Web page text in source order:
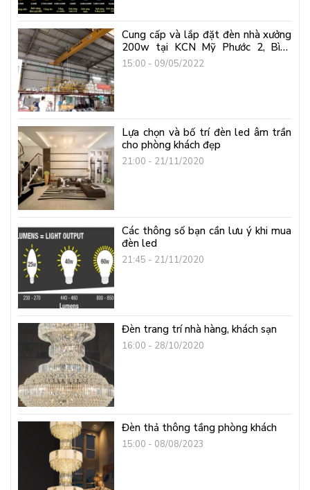
Cung cấp và lắp đặt đèn nhà xưởng
200w tại KCN Mỹ Phước 2, Bình
Dương
15:00 - 09/05/2022
Lựa chọn và bố trí đèn led âm trần
cho phòng khách đẹp
21:00 - 21/11/2020
Các thông số bạn cần lưu ý khi mua
đèn led
21:45 - 21/11/2020
Đèn trang trí nhà hàng, khách sạn
16:00 - 28/10/2020
Đèn thả thông tầng phòng khách
15:00 - 08/08/2023